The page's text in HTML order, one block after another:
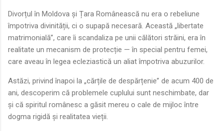
Divorțul în Moldova și Țara Românească nu era o rebeliune
împotriva divinității, ci o supapă necesară. Această „libertate
matrimonială”, care îi scandaliza pe unii călători străini, era în
realitate un mecanism de protecție — în special pentru femei,
care aveau în legea ecleziastică un aliat împotriva abuzurilor.
Astăzi, privind înapoi la „cărțile de despărțenie” de acum 400 de
ani, descoperim că problemele cuplului sunt neschimbate, dar
și că spiritul românesc a găsit mereu o cale de mijloc între
dogma rigidă și realitatea vieții.